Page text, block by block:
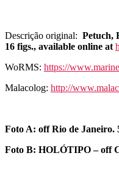
Descrição original: Petuch,
16 figs., available online at
WoRMS: https://
Malacolog: http://
Foto A: off Rio de Janeiro.
Foto B: HOLÓTIPO – off